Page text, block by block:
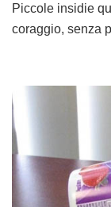
Piccole insidie
coraggio, senza